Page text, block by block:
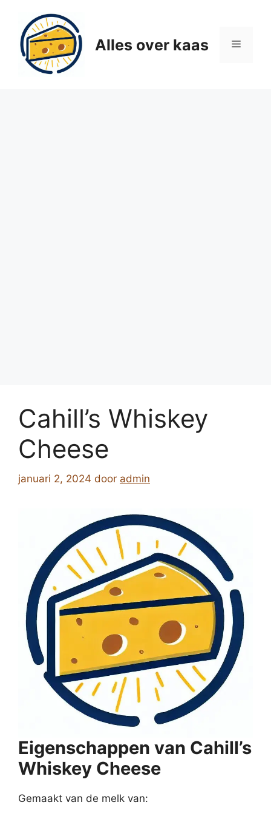
inhoud
Alles over kaas Menu
Cahill’s Whiskey
Cheese
januari 2, 2024 door admin
Eigenschappen van Cahill’s
Whiskey Cheese
Gemaakt van de melk van: